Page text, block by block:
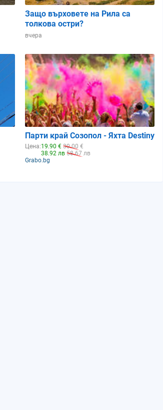
83% 81% 82%
Защо върховете на Рила са
толкова остри?
вчера
Парти край Созопол - Яхта Destiny
Цена:19.90 € 30.00 €
38.92 лв 58.67 лв
Grabo.bg